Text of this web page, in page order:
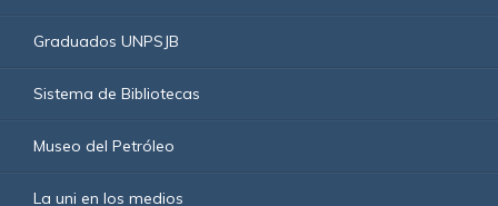
Graduados UNPSJB
Sistema de Bibliotecas
Museo del Petróleo
La uni en los medios